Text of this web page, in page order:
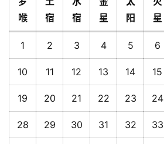
喉
宿
宿
星
阳
星
1 2 3 4 5 6
10 11 12 13 14 15
19 20 21 22 23 24
28 29 30 31 32 33